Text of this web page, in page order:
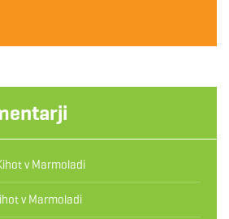
v Marmoladi
v Marmoladi